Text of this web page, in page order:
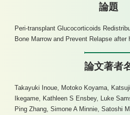
論題
Peri-transplant Glucocorticoids
Bone Marrow and Prevent Relapse after
論文著者
Takayuki Inoue, Motoko Koyama,
Ikegame, Kathleen S Ensbey, Luke
Ping Zhang, Simone A Minnie, Satoshi